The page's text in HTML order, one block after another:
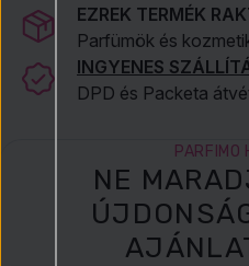
EZREK TERMÉK
Parfümök és
INGYENES
DPD és Packeta
PARFIMO
NE